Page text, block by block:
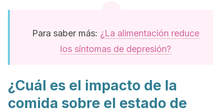
Para saber más: ¿La alimentación reduce
los síntomas de depresión?
¿Cuál es el impacto de la
comida sobre el estado de